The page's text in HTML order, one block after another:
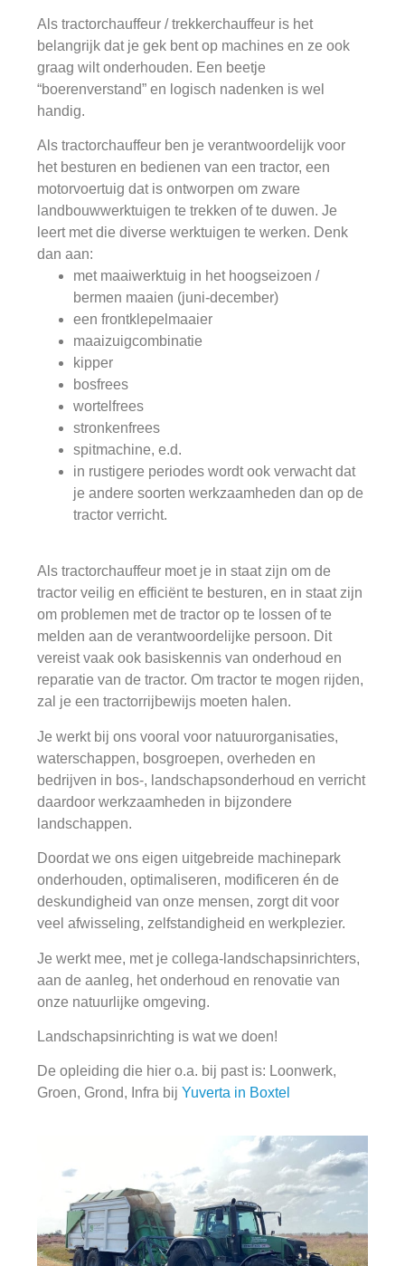
Als tractorchauffeur / trekkerchauffeur is het
belangrijk dat je gek bent op machines en ze ook
graag wilt onderhouden. Een beetje
“boerenverstand” en logisch nadenken is wel
handig.
Als tractorchauffeur ben je verantwoordelijk voor
het besturen en bedienen van een tractor, een
motorvoertuig dat is ontworpen om zware
landbouwwerktuigen te trekken of te duwen. Je
leert met die diverse werktuigen te werken. Denk
dan aan:
met maaiwerktuig in het hoogseizoen /
bermen maaien (juni-december)
een frontklepelmaaier
maaizuigcombinatie
kipper
bosfrees
wortelfrees
stronkenfrees
spitmachine, e.d.
in rustigere periodes wordt ook verwacht dat
je andere soorten werkzaamheden dan op de
tractor verricht.
Als tractorchauffeur moet je in staat zijn om de
tractor veilig en efficiënt te besturen, en in staat zijn
om problemen met de tractor op te lossen of te
melden aan de verantwoordelijke persoon. Dit
vereist vaak ook basiskennis van onderhoud en
reparatie van de tractor. Om tractor te mogen rijden,
zal je een tractorrijbewijs moeten halen.
Je werkt bij ons vooral voor natuurorganisaties,
waterschappen, bosgroepen, overheden en
bedrijven in bos-, landschapsonderhoud en verricht
daardoor werkzaamheden in bijzondere
landschappen.
Doordat we ons eigen uitgebreide machinepark
onderhouden, optimaliseren, modificeren én de
deskundigheid van onze mensen, zorgt dit voor
veel afwisseling, zelfstandigheid en werkplezier.
Je werkt mee, met je collega-landschapsinrichters,
aan de aanleg, het onderhoud en renovatie van
onze natuurlijke omgeving.
Landschapsinrichting is wat we doen!
De opleiding die hier o.a. bij past is: Loonwerk,
Groen, Grond, Infra bijYuverta in Boxtel